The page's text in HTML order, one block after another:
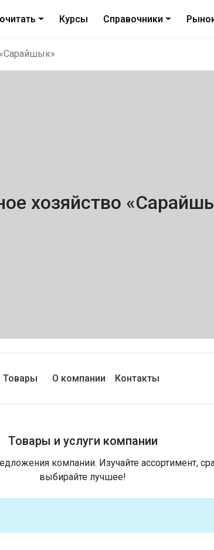
Курсы Справочники
хозяйство
Товары О компании Контакты
Товары и услуги компании
компании. Изучайте ассортимент,
выбирайте лучшее!